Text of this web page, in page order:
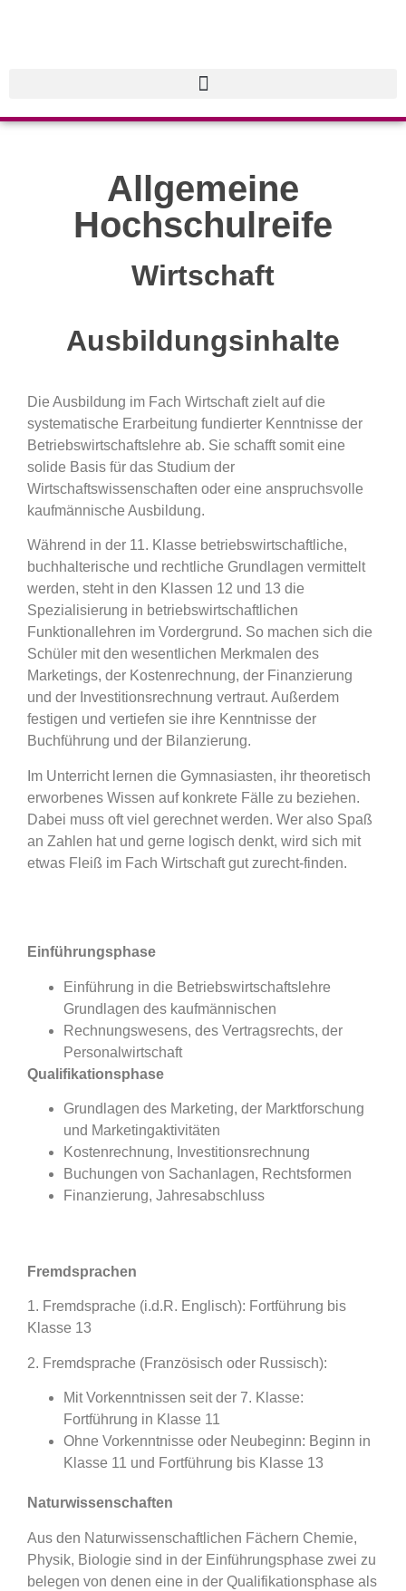
Allgemeine
Hochschulreife
Wirtschaft
Ausbildungsinhalte
Die Ausbildung im Fach Wirtschaft zielt auf die
systematische Erarbeitung fundierter Kenntnisse der
Betriebswirtschaftslehre ab. Sie schafft somit eine
solide Basis für das Studium der
Wirtschaftswissenschaften oder eine anspruchsvolle
kaufmännische Ausbildung.
Während in der 11. Klasse betriebswirtschaftliche,
buchhalterische und rechtliche Grundlagen vermittelt
werden, steht in den Klassen 12 und 13 die
Spezialisierung in betriebswirtschaftlichen
Funktionallehren im Vordergrund. So machen sich die
Schüler mit den wesentlichen Merkmalen des
Marketings, der Kostenrechnung, der Finanzierung
und der Investitionsrechnung vertraut. Außerdem
festigen und vertiefen sie ihre Kenntnisse der
Buchführung und der Bilanzierung.
Im Unterricht lernen die Gymnasiasten, ihr theoretisch
erworbenes Wissen auf konkrete Fälle zu beziehen.
Dabei muss oft viel gerechnet werden. Wer also Spaß
an Zahlen hat und gerne logisch denkt, wird sich mit
etwas Fleiß im Fach Wirtschaft gut zurecht-finden.
Einführungsphase
Einführung in die Betriebswirtschaftslehre
Grundlagen des kaufmännischen
Rechnungswesens, des Vertragsrechts, der
Personalwirtschaft
Qualifikationsphase
Grundlagen des Marketing, der Marktforschung
und Marketingaktivitäten
Kostenrechnung, Investitionsrechnung
Buchungen von Sachanlagen, Rechtsformen
Finanzierung, Jahresabschluss
Fremdsprachen
1. Fremdsprache (i.d.R. Englisch): Fortführung bis
Klasse 13
2. Fremdsprache (Französisch oder Russisch):
Mit Vorkenntnissen seit der 7. Klasse:
Fortführung in Klasse 11
Ohne Vorkenntnisse oder Neubeginn: Beginn in
Klasse 11 und Fortführung bis Klasse 13
Naturwissenschaften
Aus den Naturwissenschaftlichen Fächern Chemie,
Physik, Biologie sind in der Einführungsphase zwei zu
belegen von denen eine in der Qualifikationsphase als